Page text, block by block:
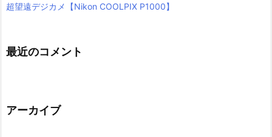
超望遠デジカメ【Nikon COOLPIX P1000】
最近のコメント
アーカイブ